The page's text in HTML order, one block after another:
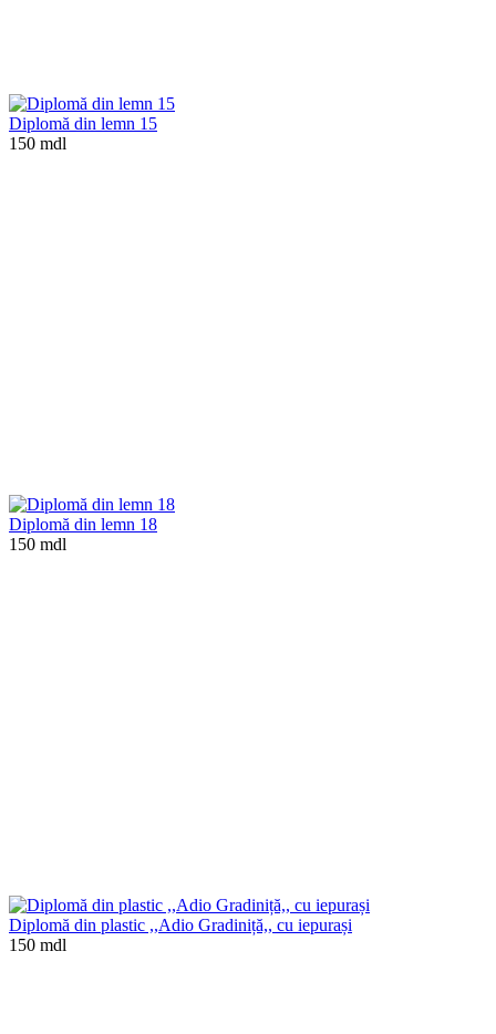
Diplomă din lemn 15
150 mdl
Diplomă din lemn 18
150 mdl
Diplomă din plastic ,,Adio Gradiniță,, cu iepurași
150 mdl